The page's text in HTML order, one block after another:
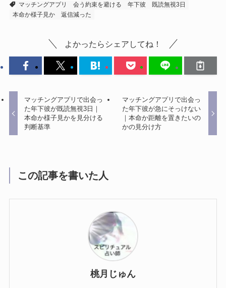
マッチングアプリ
会う約束を避ける 年下彼
既読無視3日
本命か様子見か
返信減った
よかったらシェアしてね！
マッチングアプリで出会っ
た年下彼が既読無視3日｜
本命か様子見かを見分ける
判断基準
マッチングアプリで出会っ
た年下彼が急にそっけない
｜本命か距離を置きたいの
かの見分け方
この記事を書いた人
桃月じゅん